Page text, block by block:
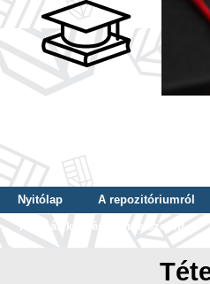
Nyitólap A repozitóriumról
Tallózás képzés szintje szerint